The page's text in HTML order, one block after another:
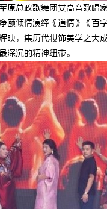
原总政歌舞团女高音歌
颐倾情演绎《道情》《
映，集历代妆饰美学之
深沉的精神纽带。